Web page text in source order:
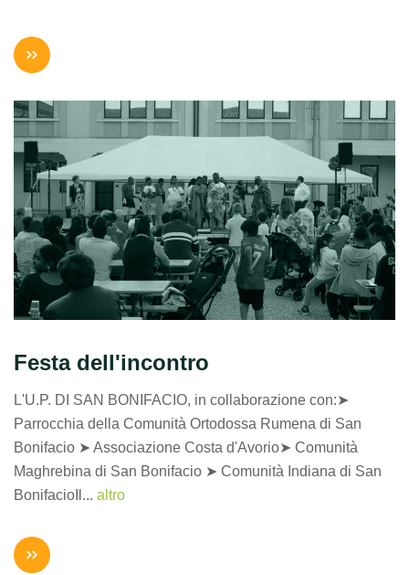
Festa dell'incontro
L'U.P. DI SAN BONIFACIO, in collaborazione con:➤
Parrocchia della Comunità Ortodossa Rumena di San
Bonifacio ➤ Associazione Costa d'Avorio➤ Comunità
Maghrebina di San Bonifacio ➤ Comunità Indiana di San
BonifacioIl... altro